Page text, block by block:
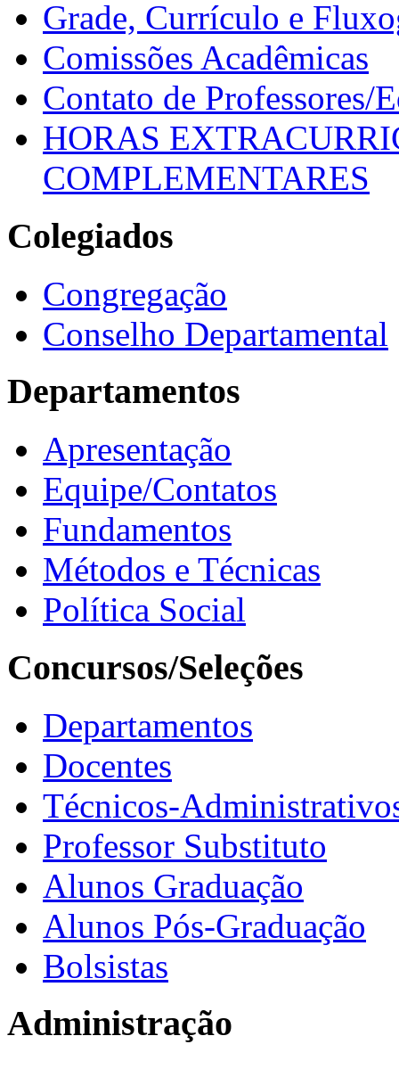
Grade, Currículo e
Comissões Acadêmicas
Contato de Professores/
HORAS
COMPLEMENTARES
Colegiados
Congregação
Conselho Departamental
Departamentos
Apresentação
Equipe/Contatos
Fundamentos
Métodos e Técnicas
Política Social
Concursos/Seleções
Departamentos
Docentes
Técnicos-
Professor Substituto
Alunos Graduação
Alunos Pós-Graduação
Bolsistas
Administração